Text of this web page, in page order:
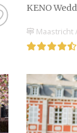
KENO
Maastricht